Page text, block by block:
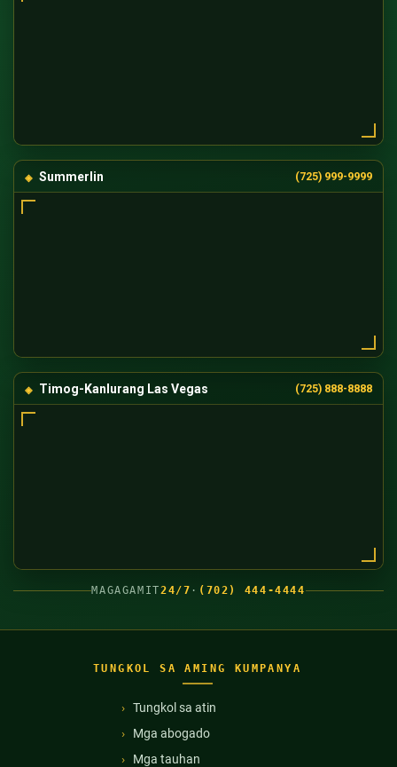
Summerlin (725) 999-9999
Timog-Kanlurang Las Vegas (725) 888-8888
MAGAGAMIT24/7 · (702) 444-4444
TUNGKOL SA AMING KUMPANYA
Tungkol sa atin
Mga abogado
Mga tauhan